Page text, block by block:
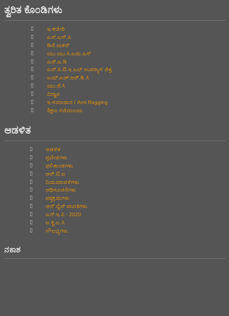
ತ್ವರಿತ ಕೊಂಡಿಗಳು
ಇ-ಕಚೇರಿ
ಎಸ್.ಎಸ್.ಪಿ
ಡಿಜಿ ಲಾಕರ್
ಯು.ಯು.ಸಿ.ಎಮ.ಎಸ್
ಎನ್.ಎ.ಡಿ
ಎನ್.ಪಿ.ಟಿ.ಇ.ಎಲ್‌ ಉಪನ್ಯಾಸ ಚಿತ್ರ
ಎಮ್.ಎಚ್.ಆರ್.ಡಿ.ಸಿ
ಯು.ಜಿ.ಸಿ
ವಿದ್ವಾನ
ಇ-ಸಮಾಧಾನ / Anti Ragging
ಶಿಕ್ಷಣ ಸಚಿವಾಲಯ
ಆಡಳಿತ
ಆಡಳಿತ
ಪ್ರವೇಶಗಳು
ಫಲಿತಾಂಶಗಳು
ಆರ್.ಟಿ.ಐ
ನಿಯಮಾವಳಿಗಳು
ಅಧಿಸೂಚನೆಗಳು
ಪಠ್ಯಕ್ರಮಗಳು
ಆನ್‌ ಲೈನ್‌ ಪಾವತಿಗಳು
ಎನ್.ಇ.ಪಿ - 2020
ಐ.ಕ್ವಿ.ಎ.ಸಿ
ಸೌಲಭ್ಯಗಳು
ನಕಾಶ